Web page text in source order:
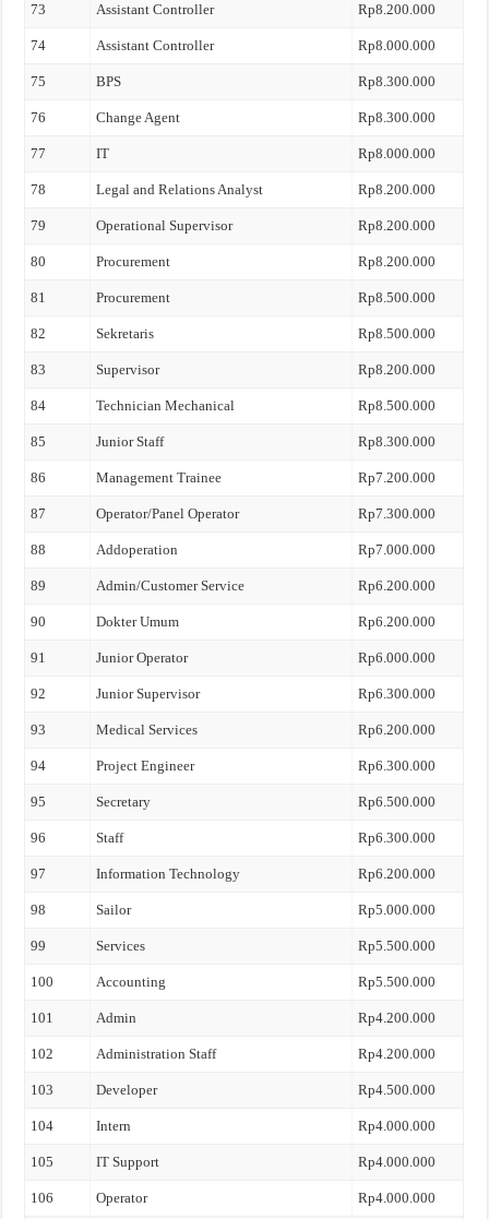
73 Assistant Controller Rp8.200.000
74 Assistant Controller Rp8.000.000
75 BPS Rp8.300.000
76 Change Agent Rp8.300.000
77 IT Rp8.000.000
78 Legal and Relations Analyst Rp8.200.000
79 Operational Supervisor Rp8.200.000
80 Procurement Rp8.200.000
81 Procurement Rp8.500.000
82 Sekretaris Rp8.500.000
83 Supervisor Rp8.200.000
84 Technician Mechanical Rp8.500.000
85 Junior Staff Rp8.300.000
86 Management Trainee Rp7.200.000
87 Operator/Panel Operator Rp7.300.000
88 Addoperation Rp7.000.000
89 Admin/Customer Service Rp6.200.000
90 Dokter Umum Rp6.200.000
91 Junior Operator Rp6.000.000
92 Junior Supervisor Rp6.300.000
93 Medical Services Rp6.200.000
94 Project Engineer Rp6.300.000
95 Secretary Rp6.500.000
96 Staff Rp6.300.000
97 Information Technology Rp6.200.000
98 Sailor Rp5.000.000
99 Services Rp5.500.000
100 Accounting Rp5.500.000
101 Admin Rp4.200.000
102 Administration Staff Rp4.200.000
103 Developer Rp4.500.000
104 Intern Rp4.000.000
105 IT Support Rp4.000.000
106 Operator Rp4.000.000